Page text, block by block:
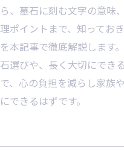
、墓石に刻む文字の意味
ポイントまで、知ってお
本記事で徹底解説します
選びや、長く大切にでき
、心の負担を減らし家族
できるはずです。